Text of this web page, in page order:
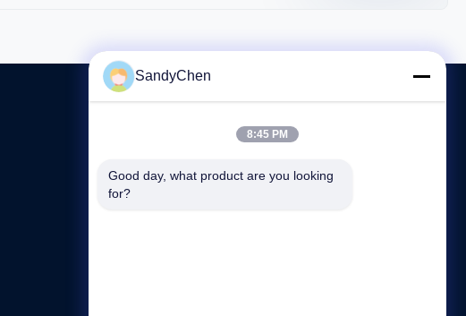
SandyChen
8:45 PM
Good day, what product are you looking
for?